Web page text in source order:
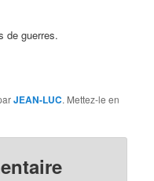
de guerres.
JEAN-LUC. Mettez-le en